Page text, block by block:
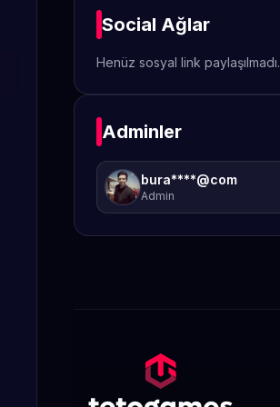
Social Ağlar
Henüz sosyal link paylaşılmadı.
Adminler
bura****@com
Admin